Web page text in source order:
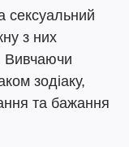
сексуальний
з них
Вивчаючи
зодіаку,
та бажання